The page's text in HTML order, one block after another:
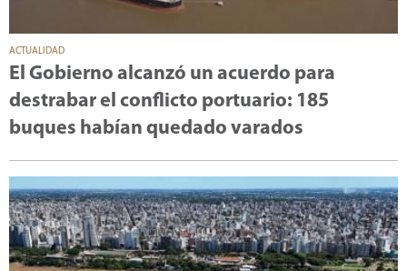
ACTUALIDAD
El Gobierno alcanzó un acuerdo para
destrabar el conflicto portuario: 185
buques habían quedado varados